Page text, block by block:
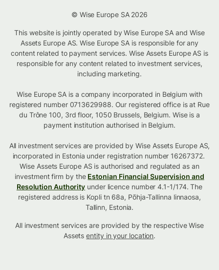
© Wise Europe SA 2026
This website is jointly operated by Wise Europe SA and Wise
Assets Europe AS. Wise Europe SA is responsible for any
content related to payment services. Wise Assets Europe AS is
responsible for any content related to investment services,
including marketing.
Wise Europe SA is a company incorporated in Belgium with
registered number 0713629988. Our registered office is at Rue
du Trône 100, 3rd floor, 1050 Brussels, Belgium. Wise is a
payment institution authorised in Belgium.
All investment services are provided by Wise Assets Europe AS,
incorporated in Estonia under registration number 16267372.
Wise Assets Europe AS is authorised and regulated as an
investment firm by the Estonian Financial Supervision and
Resolution Authority under licence number 4.1-1/174. The
registered address is Kopli tn 68a, Põhja-Tallinna linnaosa,
Tallinn, Estonia.
All investment services are provided by the respective Wise
Assetsentity in your location.